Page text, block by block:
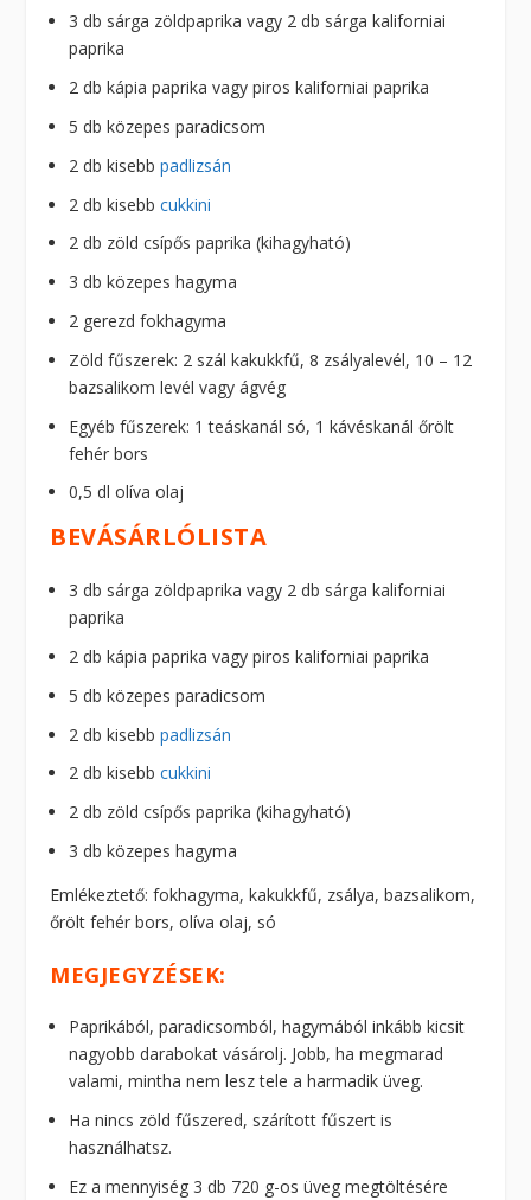
3 db sárga zöldpaprika vagy 2 db sárga kaliforniai
paprika
2 db kápia paprika vagy piros kaliforniai paprika
5 db közepes paradicsom
2 db kisebbpadlizsán
2 db kisebbcukkini
2 db zöld csípős paprika (kihagyható)
3 db közepes hagyma
2 gerezd fokhagyma
Zöld fűszerek: 2 szál kakukkfű, 8 zsályalevél, 10 – 12
bazsalikom levél vagy ágvég
Egyéb fűszerek: 1 teáskanál só, 1 kávéskanál őrölt
fehér bors
0,5 dl olíva olaj
BEVÁSÁRLÓLISTA
3 db sárga zöldpaprika vagy 2 db sárga kaliforniai
paprika
2 db kápia paprika vagy piros kaliforniai paprika
5 db közepes paradicsom
2 db kisebbpadlizsán
2 db kisebbcukkini
2 db zöld csípős paprika (kihagyható)
3 db közepes hagyma
Emlékeztető: fokhagyma, kakukkfű, zsálya, bazsalikom,
őrölt fehér bors, olíva olaj, só
MEGJEGYZÉSEK:
Paprikából, paradicsomból, hagymából inkább kicsit
nagyobb darabokat vásárolj. Jobb, ha megmarad
valami, mintha nem lesz tele a harmadik üveg.
Ha nincs zöld fűszered, szárított fűszert is
használhatsz.
Ez a mennyiség 3 db 720 g-os üveg megtöltésére